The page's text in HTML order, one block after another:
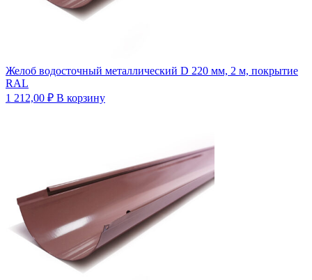
Желоб водосточный металлический D 220 мм, 2 м, покрытие
RAL
1 212,00 ₽ В корзину